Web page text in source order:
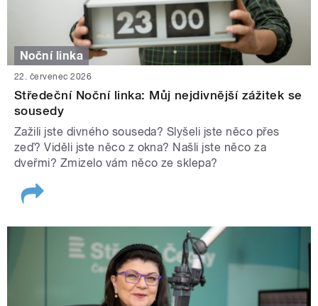
Noční linka
22. červenec 2026
Středeční Noční linka: Můj nejdivnější zážitek se
sousedy
Zažili jste divného souseda? Slyšeli jste něco přes
zeď? Viděli jste něco z okna? Našli jste něco za
dveřmi? Zmizelo vám něco ze sklepa?